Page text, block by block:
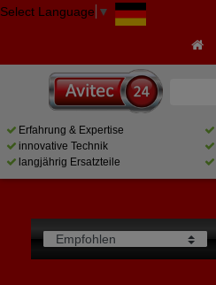
Select Language ▼
Erfahrung & Expertise
innovative Technik
langjährig Ersatzteile